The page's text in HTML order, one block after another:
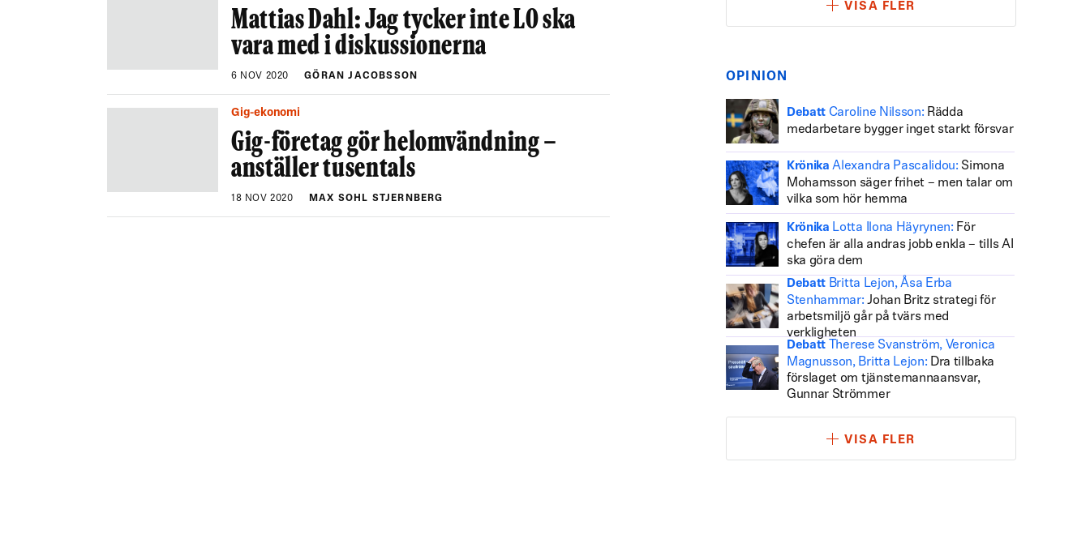
Mattias Dahl: Jag tycker inte LO ska
vara med i diskussionerna
6 NOV 2020 GÖRAN JACOBSSON
Gig-ekonomi
Gig-företag gör helomvändning –
anställer tusentals
18 NOV 2020 MAX SOHL STJERNBERG
VISA FLER
OPINION
Debatt Caroline Nilsson: Rädda
medarbetare bygger inget starkt försvar
Krönika Alexandra Pascalidou: Simona
Mohamsson säger frihet – men talar om
vilka som hör hemma
Krönika Lotta Ilona Häyrynen: För
chefen är alla andras jobb enkla – tills AI
ska göra dem
Debatt Britta Lejon, Åsa Erba
Stenhammar: Johan Britz strategi för
arbetsmiljö går på tvärs med
verkligheten
Debatt
Therese Svanström, Veronica
Magnusson, Britta Lejon: Dra tillbaka
förslaget om tjänstemannaansvar,
Gunnar Strömmer
VISA FLER